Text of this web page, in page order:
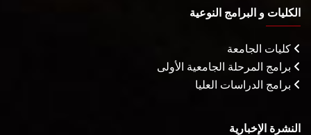
الكليات و البرامج النوعية
كليات الجامعة
برامج المرحلة الجامعية الأولى
برامج الدراسات العليا
النشرة الإخبارية